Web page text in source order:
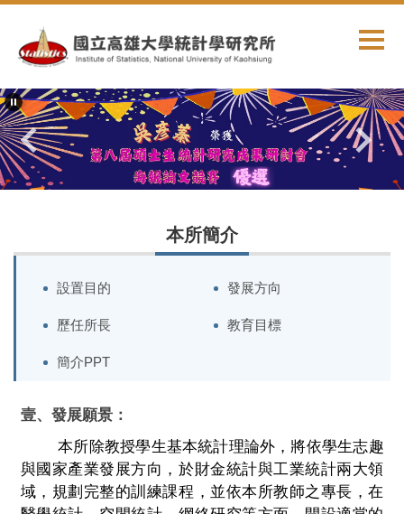
主
內
容
區
本所簡介
設置目的 發展方向
歷任所長 教育目標
簡介PPT
壹、發展願景：
本所除教授學生基本統計理論外， 將依學生志趣
與國家產業發展方向，於財金統計與工業統計兩大領
域，規劃完整的訓練課程，並依本所教師之專長，在